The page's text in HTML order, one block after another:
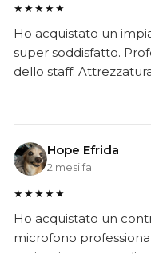
★★★★★
Ho acquistato un
super soddisfatto.
dello staff.
Hope Efrida
2 mesi fa
★★★★★
Ho acquistato un
microfono